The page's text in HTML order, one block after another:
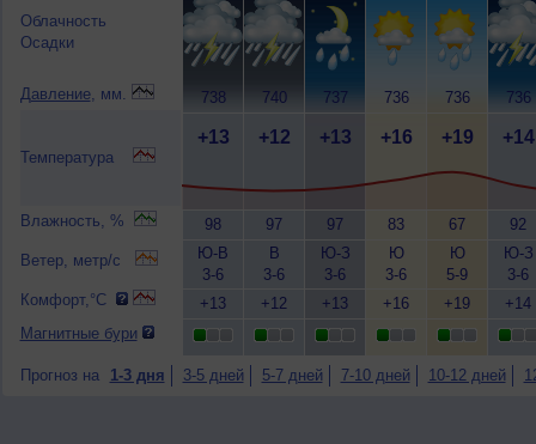
Облачность
Осадки
Давление, мм.
Температура
Влажность, %
Ветер, метр/с
Комфорт,°C
Магнитные бури
738
+13
98
Ю-В
3-6
+13
740
+12
97
В
3-6
+12
737
+13
97
Ю-З
3-6
+13
736
+16
83
Ю
3-6
+16
736
+19
67
Ю
5-9
+19
736
+14
92
Ю-З
3-6
+14
Прогноз на 1-3 дня 3-5 дней 5-7 дней 7-10 дней 10-12 дней